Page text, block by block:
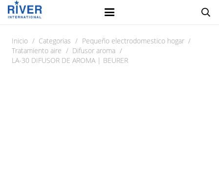
Inicio / Categorias / Pequeño electrodomestico hogar /
Tratamiento aire / Difusor aroma /
LA-30 DIFUSOR DE AROMA | BEURER